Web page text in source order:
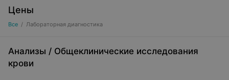
Основные направления лабораторных
Цены
Все / Лабораторная диагностика
Анализы / Общеклинические исследования
крови